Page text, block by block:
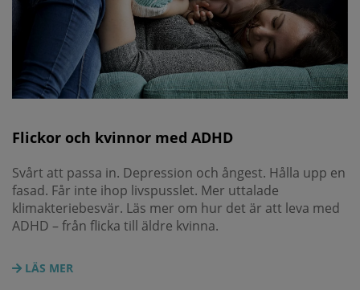
Flickor och kvinnor med ADHD
Svårt att passa in. Depression och ångest. Hålla upp en
fasad. Får inte ihop livspusslet. Mer uttalade
klimakteriebesvär. Läs mer om hur det är att leva med
ADHD – från flicka till äldre kvinna.
LÄS MER